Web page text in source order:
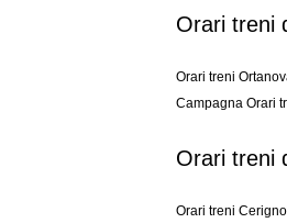
Orari treni
Orari treni
Campagna Orari
Orari treni
Orari treni